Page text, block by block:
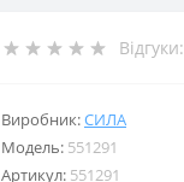
Відгуки:
Виробник:СИЛА
Модель: 551291
Артикул: 551291